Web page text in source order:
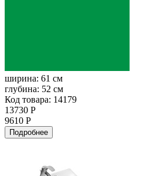
ширина: 61 см
глубина: 52 см
Код товара: 14179
13730 Р
9610 Р
Подробнее